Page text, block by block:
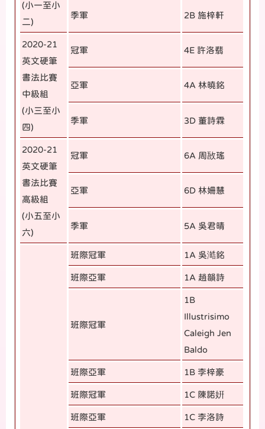
(小一至小
二)
季軍 2B 施梓軒
2020-21
英文硬筆
書法比賽
中級組
(小三至小
四)
冠軍 4E 許洛翡
亞軍 4A 林曉銘
季軍 3D 董詩霖
2020-21
英文硬筆
書法比賽
高級組
(小五至小
六)
冠軍 6A 周敔瑤
亞軍 6D 林姍慧
季軍 5A 吳君晴
班際冠軍 1A 吳澔銘
班際亞軍 1A 趙韻詩
班際冠軍
1B
Illustrisimo
Caleigh Jen
Baldo
班際亞軍 1B 李梓豪
班際冠軍 1C 陳諾姸
班際亞軍 1C 李洛詩